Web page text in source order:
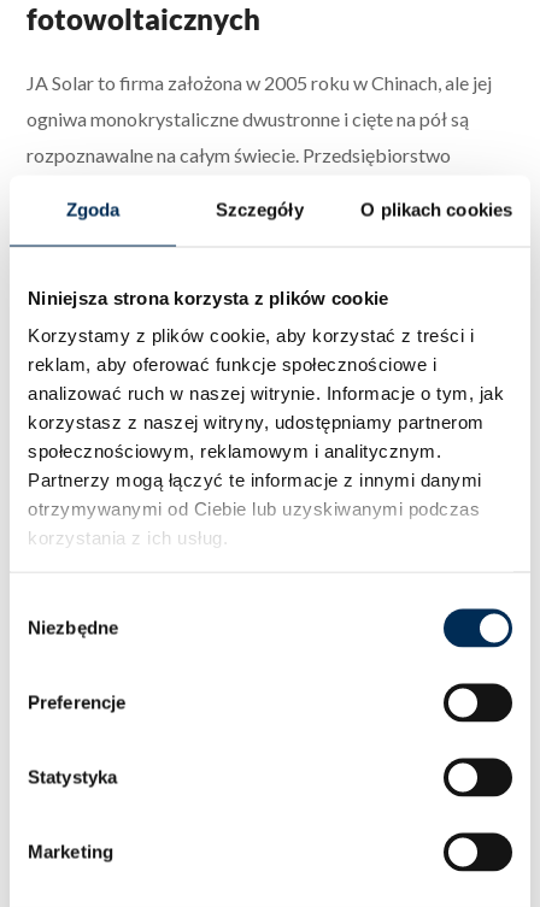
Zgoda Szczegóły O plikach cookies
Niniejsza strona korzysta z plików cookie
Korzystamy z plików cookie, aby korzystać z treści i
reklam, aby oferować funkcje społecznościowe i
analizować ruch w naszej witrynie. Informacje o tym, jak
korzystasz z naszej witryny, udostępniamy partnerom
społecznościowym, reklamowym i analitycznym.
Partnerzy mogą łączyć te informacje z innymi danymi
otrzymywanymi od Ciebie lub uzyskiwanymi podczas
korzystania z ich usług.
zgody
Niezbędne
Preferencje
Statystyka
Marketing
fotowoltaicznych
JA Solar to firma założona w 2005 roku w Chinach, ale jej
ogniwa monokrystaliczne dwustronne i cięte na pół są
rozpoznawalne na całym świecie. Przedsiębiorstwo
swoją pozycję na rynku. Moduły fotowoltaiczne JA Solar
instalacji oraz przy tworzeniu farm fotowoltaicznych.
Moduły fotowoltaiczne JA Solar 545
W w srebrnej ramie – opinie
klientów, instalatorów
Klienci oraz instalatorzy wyrażają zadowolenie
z wydajności i trwałości paneli fotowoltaicznych marki JA
doceniają moduły fotowoltaiczne JA Solar w szczególności
ułatwia instalacje fotowoltaiczne dla klientów.
Hurtownia Procarte
to profesjonalne centrum, gdzie